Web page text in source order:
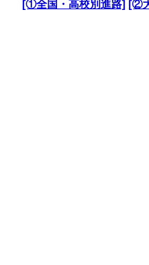
[①全国・高校別進路] [②